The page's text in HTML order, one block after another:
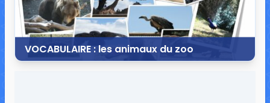
VOCABULAIRE : les animaux du zoo